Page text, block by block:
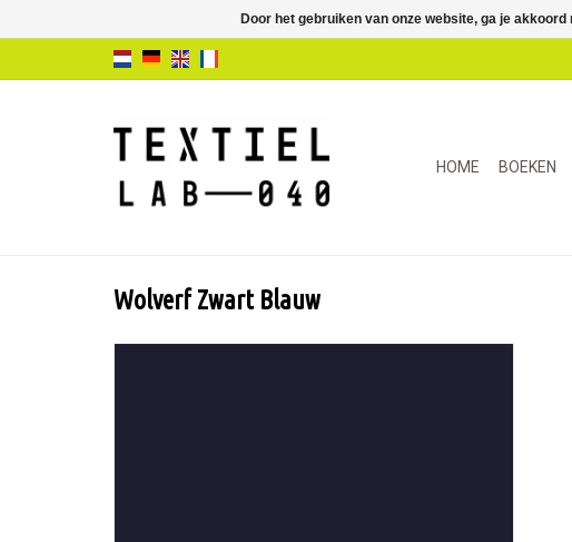
HOME BOEKEN
Wolverf Zwart Blauw
Door het gebruiken van onze website, ga je